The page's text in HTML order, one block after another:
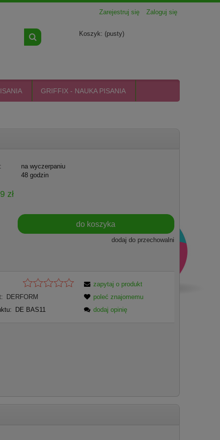
Zarejestruj się Zaloguj się
Koszyk: (pusty)
GRIFFIX - NAUKA PISANIA
na wyczerpaniu
48 godzin
zł
do koszyka
dodaj do przechowalni
DERFORM
DE BAS11
zapytaj o produkt
poleć znajomemu
dodaj opinię